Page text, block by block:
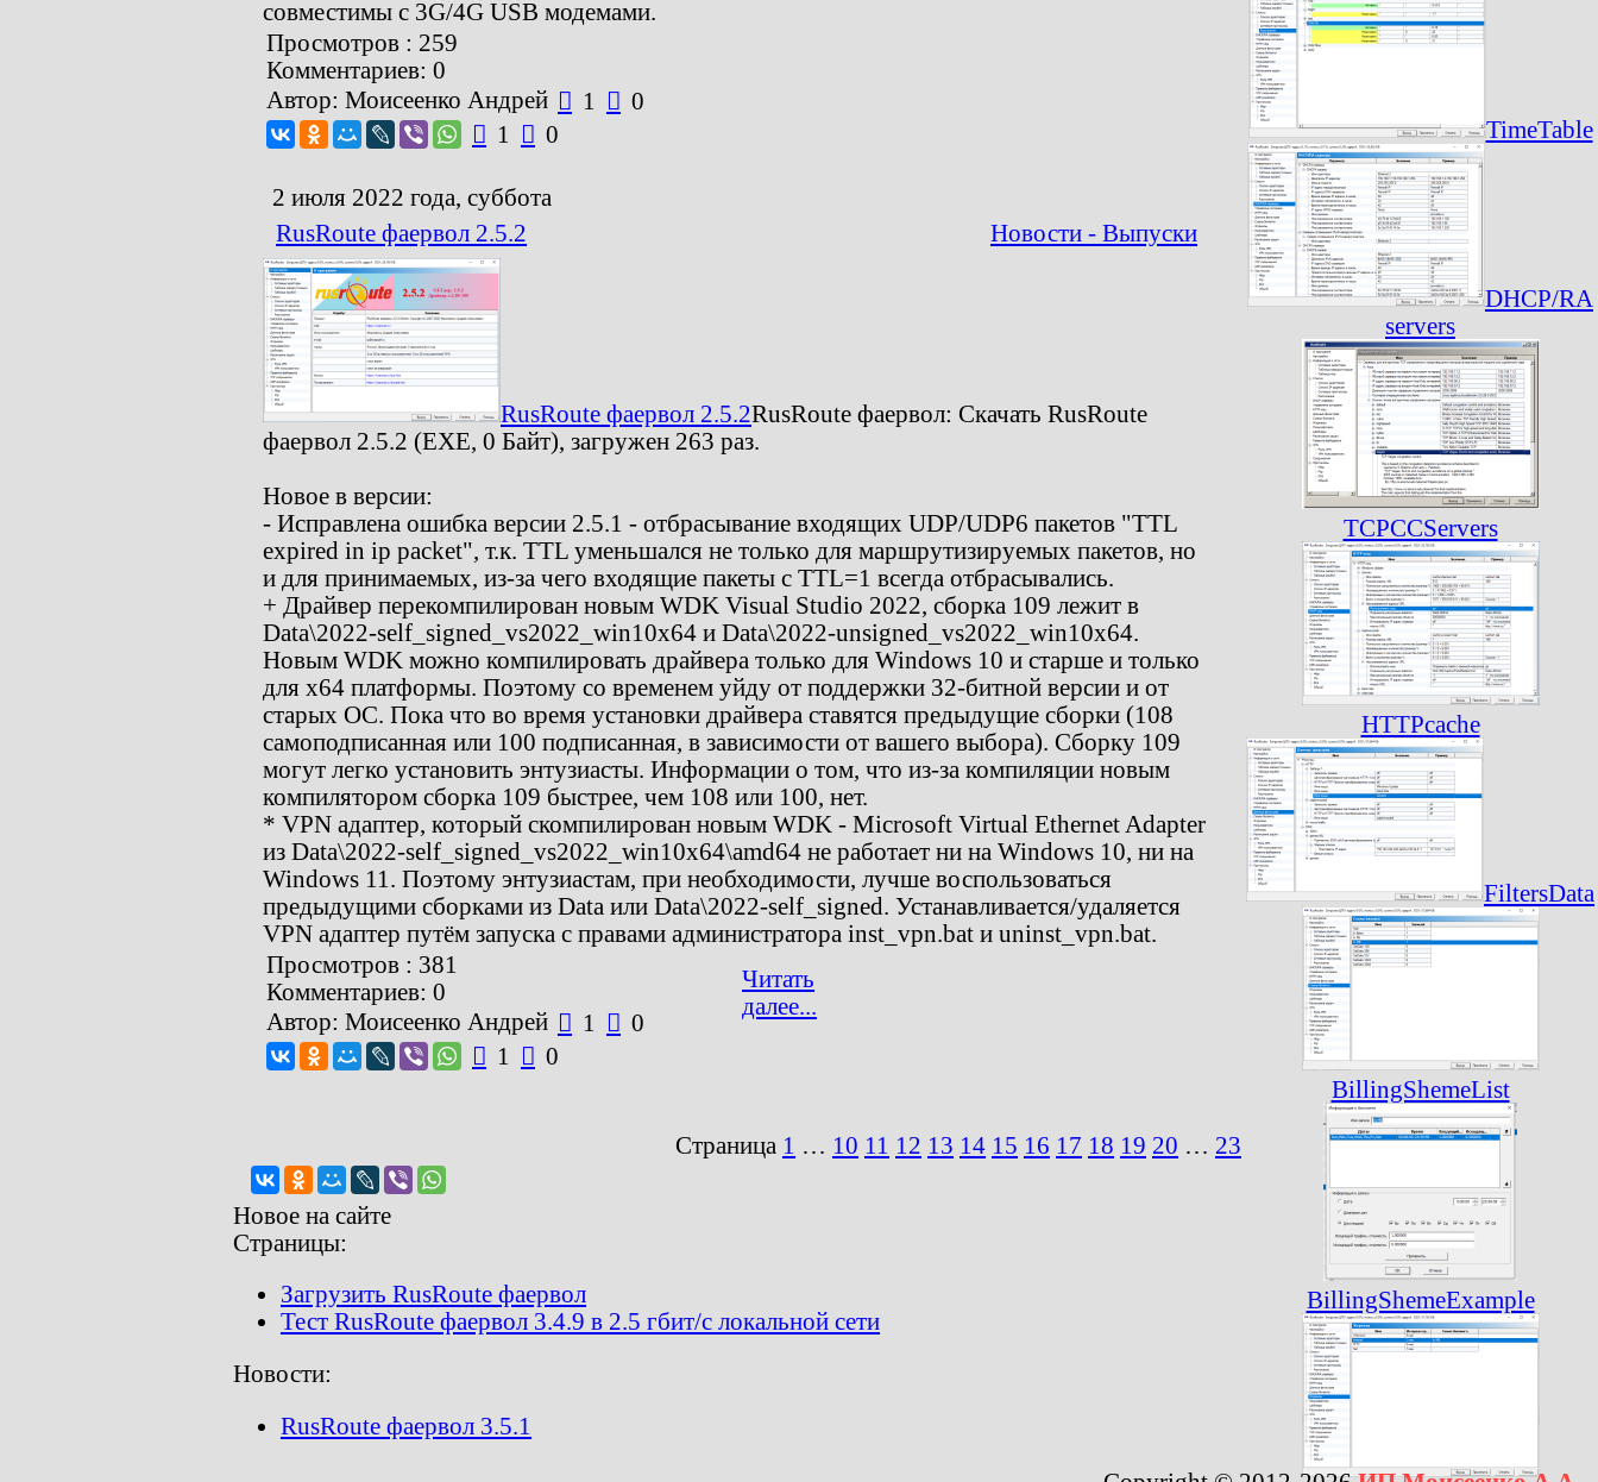
совместимы с 3G/4G USB модемами.
Просмотров : 259
Комментариев: 0
Автор: Моисеенко Андрей  1  0
 1  0
2 июля 2022 года, суббота
RusRoute фаервол 2.5.2
Новости - Выпуски
RusRoute фаервол 2.5.2RusRoute фаервол: Скачать RusRoute
фаервол 2.5.2 (EXE, 0 Байт) , загружен 263 раз.
Новое в версии:
- Исправлена ошибка версии 2.5.1 - отбрасывание входящих UDP/UDP6 пакетов "TTL
expired in ip packet", т.к. TTL уменьшался не только для маршрутизируемых пакетов, но
и для принимаемых, из-за чего входящие пакеты с TTL=1 всегда отбрасывались.
+ Драйвер перекомпилирован новым WDK Visual Studio 2022, сборка 109 лежит в
Data\2022-self_signed_vs2022_win10x64 и Data\2022-unsigned_vs2022_win10x64.
Новым WDK можно компилировать драйвера только для Windows 10 и старше и только
для x64 платформы. Поэтому со временем уйду от поддержки 32-битной версии и от
старых ОС. Пока что во время установки драйвера ставятся предыдущие сборки (108
самоподписанная или 100 подписанная, в зависимости от вашего выбора). Сборку 109
могут легко установить энтузиасты. Информации о том, что из-за компиляции новым
компилятором сборка 109 быстрее, чем 108 или 100, нет.
* VPN адаптер, который скомпилирован новым WDK - Microsoft Virtual Ethernet Adapter
из Data\2022-self_signed_vs2022_win10x64\amd64 не работает ни на Windows 10, ни на
Windows 11. Поэтому энтузиастам, при необходимости, лучше воспользоваться
предыдущими сборками из Data или Data\2022-self_signed. Устанавливается/удаляется
VPN адаптер путём запуска с правами администратора inst_vpn.bat и uninst_vpn.bat.
Просмотров : 381
Комментариев: 0
Автор: Моисеенко Андрей  1  0
Читать
далее...
 1  0
Страница 1 10 11 12 13 14 15 16 17 18 19 20 23
Новое на сайте
Страницы:
Загрузить RusRoute фаервол
Тест RusRoute фаервол 3.4.9 в 2.5 гбит/с локальной сети
Новости:
RusRoute фаервол 3.5.1
TimeTable
DHCP/RA
servers
TCPCCServers
HTTPcache
FiltersData
BillingShemeList
BillingShemeExample